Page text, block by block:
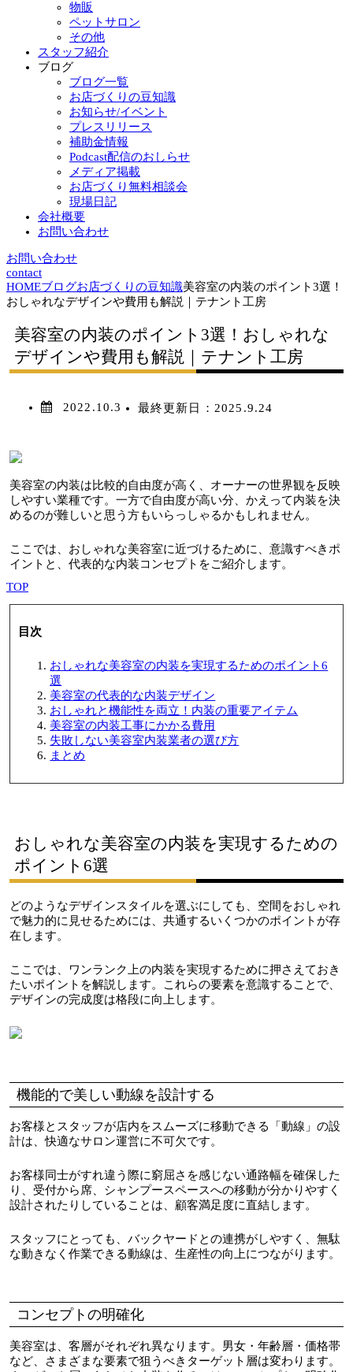
物販
ペットサロン
その他
スタッフ紹介
ブログ
ブログ一覧
お店づくりの豆知識
お知らせ/イベント
プレスリリース
補助金情報
Podcast配信のおしらせ
メディア掲載
お店づくり無料相談会
現場日記
会社概要
お問い合わせ
TOP
お問い合わせ
contact
HOMEブログお店づくりの豆知識美容室の内装のポイント3選！
おしゃれなデザインや費用も解説｜テナント工房
美容室の内装のポイント3選！おしゃれな
デザインや費用も解説｜テナント工房
2022.10.3 最終更新日： 2025.9.24
美容室の内装は比較的自由度が高く、オーナーの世界観を反映
しやすい業種です。一方で自由度が高い分、かえって内装を決
めるのが難しいと思う方もいらっしゃるかもしれません。
ここでは、おしゃれな美容室に近づけるために、意識すべきポ
イントと、代表的な内装コンセプトをご紹介します。
目次
おしゃれな美容室の内装を実現するためのポイント6
選
美容室の代表的な内装デザイン
おしゃれと機能性を両立！内装の重要アイテム
美容室の内装工事にかかる費用
失敗しない美容室内装業者の選び方
まとめ
おしゃれな美容室の内装を実現するための
ポイント6選
どのようなデザインスタイルを選ぶにしても、空間をおしゃれ
で魅力的に見せるためには、共通するいくつかのポイントが存
在します。
ここでは、ワンランク上の内装を実現するために押さえておき
たいポイントを解説します。これらの要素を意識することで、
デザインの完成度は格段に向上します。
機能的で美しい動線を設計する
お客様とスタッフが店内をスムーズに移動できる「動線」の設
計は、快適なサロン運営に不可欠です。
お客様同士がすれ違う際に窮屈さを感じない通路幅を確保した
り、受付から席、シャンプースペースへの移動が分かりやすく
設計されたりしていることは、顧客満足度に直結します。
スタッフにとっても、バックヤードとの連携がしやすく、無駄
な動きなく作業できる動線は、生産性の向上につながります。
コンセプトの明確化
美容室は、客層がそれぞれ異なります。男女・年齢層・価格帯
など、さまざまな要素で狙うべきターゲット層は変わります。